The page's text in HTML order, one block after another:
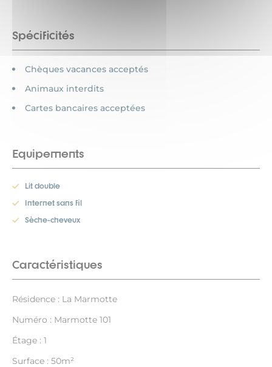
Spécificités
Chèques vacances acceptés
Animaux interdits
Cartes bancaires acceptées
Equipements
Lit double
Internet sans fil
Sèche-cheveux
Caractéristiques
Résidence : La Marmotte
Numéro : Marmotte 101
Étage : 1
Surface : 50m²